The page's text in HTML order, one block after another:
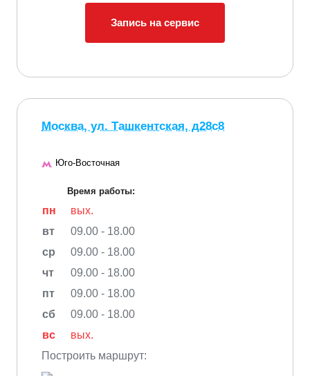
Запись на сервис
Москва, ул. Ташкентская, д28с8
Юго-Восточная
Время работы:
пн
вых.
вт
09.00 - 18.00
ср
09.00 - 18.00
чт
09.00 - 18.00
пт
09.00 - 18.00
сб
09.00 - 18.00
вс
вых.
Построить маршрут: